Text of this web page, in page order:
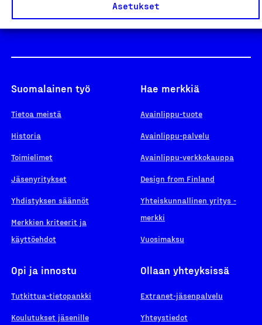
Asetukset
Suomalainen työ
Tietoa meistä
Historia
Toimielimet
Jäsenyritykset
Yhdistyksen säännöt
Merkkien kriteerit ja
käyttöehdot
Hae merkkiä
Avainlippu-tuote
Avainlippu-palvelu
Avainlippu-verkkokauppa
Design from Finland
Yhteiskunnallinen yritys -
merkki
Vuosimaksu
Opi ja innostu
Tutkittua-tietopankki
Koulutukset jäsenille
Ollaan yhteyksissä
Extranet-jäsenpalvelu
Yhteystiedot